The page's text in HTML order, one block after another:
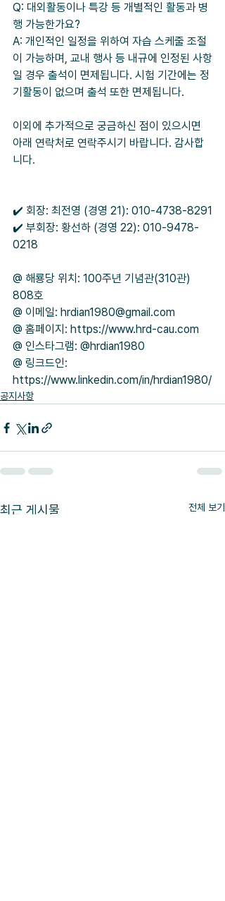
Q: 대외활동이나 특강 등 개별적인 활동과 병
행 가능한가요?
A: 개인적인 일정을 위하여 자습 스케줄 조절
이 가능하며, 교내 행사 등 내규에 인정된 사항
일 경우 출석이 면제됩니다. 시험 기간에는 정
기활동이 없으며 출석 또한 면제됩니다.
이외에 추가적으로 궁금하신 점이 있으시면
아래 연락처로 연락주시기 바랍니다. 감사합
니다.
✔️ 회장: 최전영 (경영 21): 010-4738-8291
✔️ 부회장: 황선하 (경영 22): 010-9478-
0218
@ 해룡당 위치: 100주년 기념관(310관)
808호
@ 이메일: hrdian1980@gmail.com
@ 홈페이지: https://www.hrd-cau.com
@ 인스타그램: @hrdian1980
@ 링크드인:
https://www.linkedin.com/in/hrdian1980/
공지사항
최근 게시물 전체 보기